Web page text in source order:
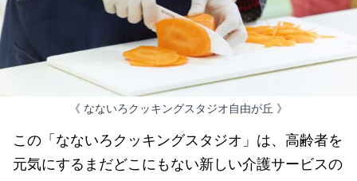
《 なないろクッキングスタジオ自由が丘 》
この「なないろクッキングスタジオ」は、高齢者を
元気にするまだどこにもない新しい介護サービスの